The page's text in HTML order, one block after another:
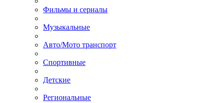
Фильмы и сериалы
Музыкальные
Авто/Мото транспорт
Спортивные
Детские
Региональные